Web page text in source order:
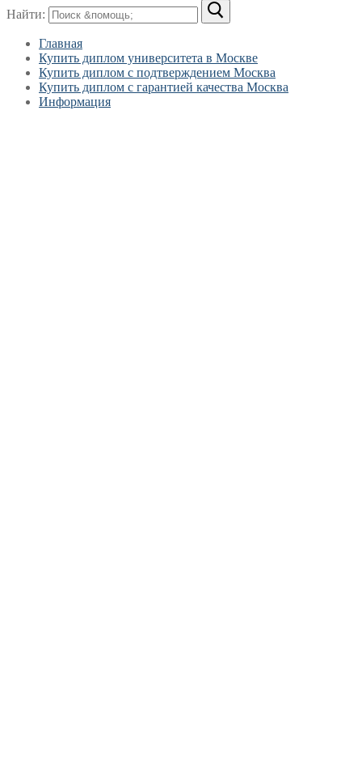
Найти:
Главная
Купить диплом университета в Москве
Купить диплом с подтверждением Москва
Купить диплом с гарантией качества Москва
Информация